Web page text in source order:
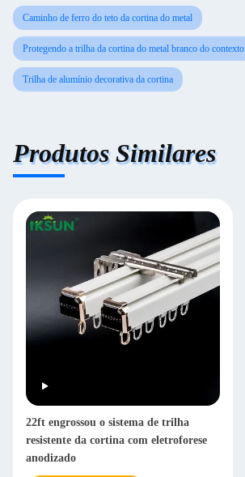
Caminho de ferro do teto da cortina do metal
Protegendo a trilha da cortina do metal branco do contexto
Trilha de alumínio decorativa da cortina
Produtos Similares
22ft engrossou o sistema de trilha
resistente da cortina com eletroforese
anodizado